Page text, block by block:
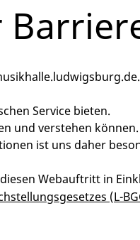
Service bieten.
und verstehen können.
ist uns daher
Webauftritt in
(L-